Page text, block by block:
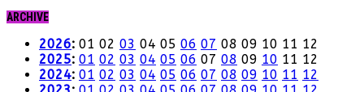
ARCHIVE
2026: 01 02 03 04 05 06 07 08 09 10 11 12
2025: 01 02 03 04 05 06 07 08 09 10 11 12
2024: 01 02 03 04 05 06 07 08 09 10 11 12